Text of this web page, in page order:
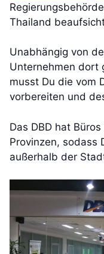
Thailand
Unabhängig von
Unternehmen dort
musst Du die vom
vorbereiten und
Das DBD hat
Provinzen, sodass
außerhalb der